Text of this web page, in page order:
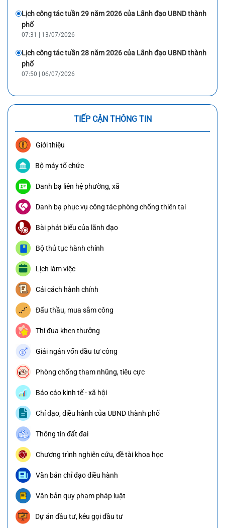
Lịch công tác tuần 29 năm 2026 của Lãnh đạo UBND thành
phố
07:31 | 13/07/2026
Lịch công tác tuần 28 năm 2026 của Lãnh đạo UBND thành
phố
07:50 | 06/07/2026
TIẾP CẬN THÔNG TIN
Giới thiệu
Bộ máy tổ chức
Danh bạ liên hệ phường, xã
Danh bạ phục vụ công tác phòng chống thiên tai
Bài phát biểu của lãnh đạo
Bộ thủ tục hành chính
Lịch làm việc
Cải cách hành chính
Đấu thầu, mua sắm công
Thi đua khen thưởng
Giải ngân vốn đầu tư công
Phòng chống tham nhũng, tiêu cực
Báo cáo kinh tế - xã hội
Chỉ đạo, điều hành của UBND thành phố
Thông tin đất đai
Chương trình nghiên cứu, đề tài khoa học
Văn bản chỉ đạo điều hành
Văn bản quy phạm pháp luật
Dự án đầu tư, kêu gọi đầu tư